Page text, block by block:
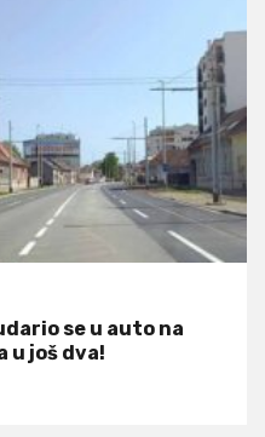
se u auto na
u još dva!